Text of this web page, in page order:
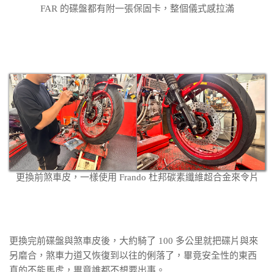
FAR 的碟盤都有附一張保固卡，整個儀式感拉滿
更換前煞車皮，一樣使用 Frando 杜邦碳素纖維超合金來令片
更換完前碟盤與煞車皮後，大約騎了 100 多公里就把碟片與來
另磨合，煞車力道又恢復到以往的俐落了，畢竟安全性的東西
真的不能馬虎，畢竟誰都不想要出事。